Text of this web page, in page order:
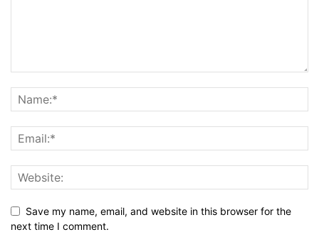
Save my name, email, and website in this browser for the
next time I comment.